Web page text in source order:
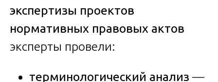
экспертизы проектов
нормативных правовых актов
эксперты провели:
терминологический анализ —